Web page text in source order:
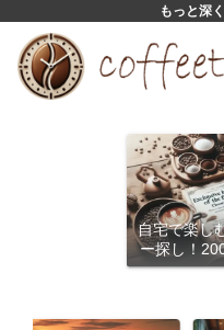
もっと深
自宅で楽し
ー探し！
ブス